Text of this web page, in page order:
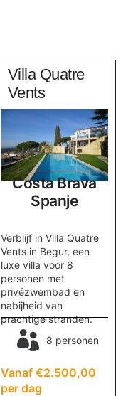
Villa Quatre
Vents
Costa Brava
Spanje
Verblijf in Villa Quatre
Vents in Begur, een
luxe villa voor 8
personen met
privézwembad en
nabijheid van
prachtige stranden.
8 personen
Vanaf €2.500,00
per dag